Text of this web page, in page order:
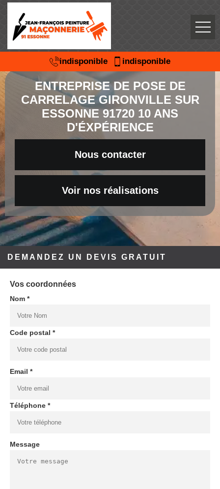
indisponible indisponible
ENTREPRISE DE POSE DE
CARRELAGE GIRONVILLE SUR
ESSONNE 91720 10 ANS
D'ÉXPÉRIENCE
Nous contacter
Voir nos réalisations
DEMANDEZ UN DEVIS GRATUIT
Vos coordonnées
Nom *
Code postal *
Email *
Téléphone *
Message